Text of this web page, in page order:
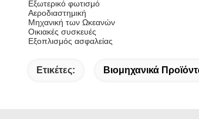
Εξωτερικό φωτισμό
Αεροδιαστημική
Μηχανική των Ωκεανών
Οικιακές συσκευές
Εξοπλισμός ασφαλείας
Ετικέτες: Βιομηχανικά